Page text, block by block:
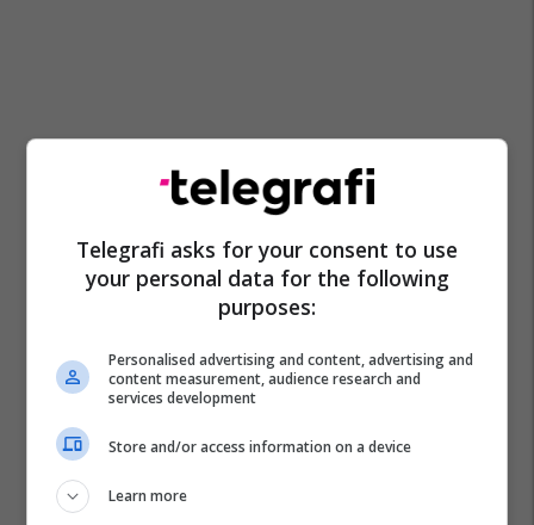
Telegrafi asks for your consent to use
your personal data for the following
purposes:
Personalised advertising and content, advertising and
content measurement, audience research and
services development
Store and/or access information on a device
Learn more